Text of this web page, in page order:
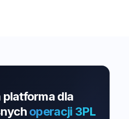
platforma dla
operacji 3PL